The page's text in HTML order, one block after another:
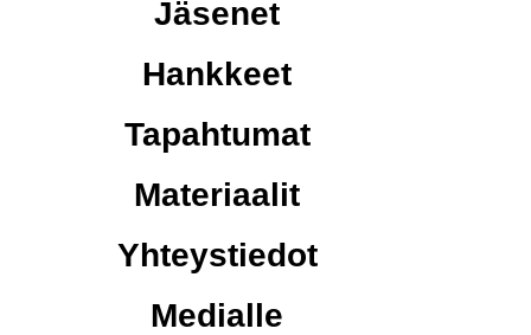
Jäsenet
Hankkeet
Tapahtumat
Materiaalit
Yhteystiedot
Medialle